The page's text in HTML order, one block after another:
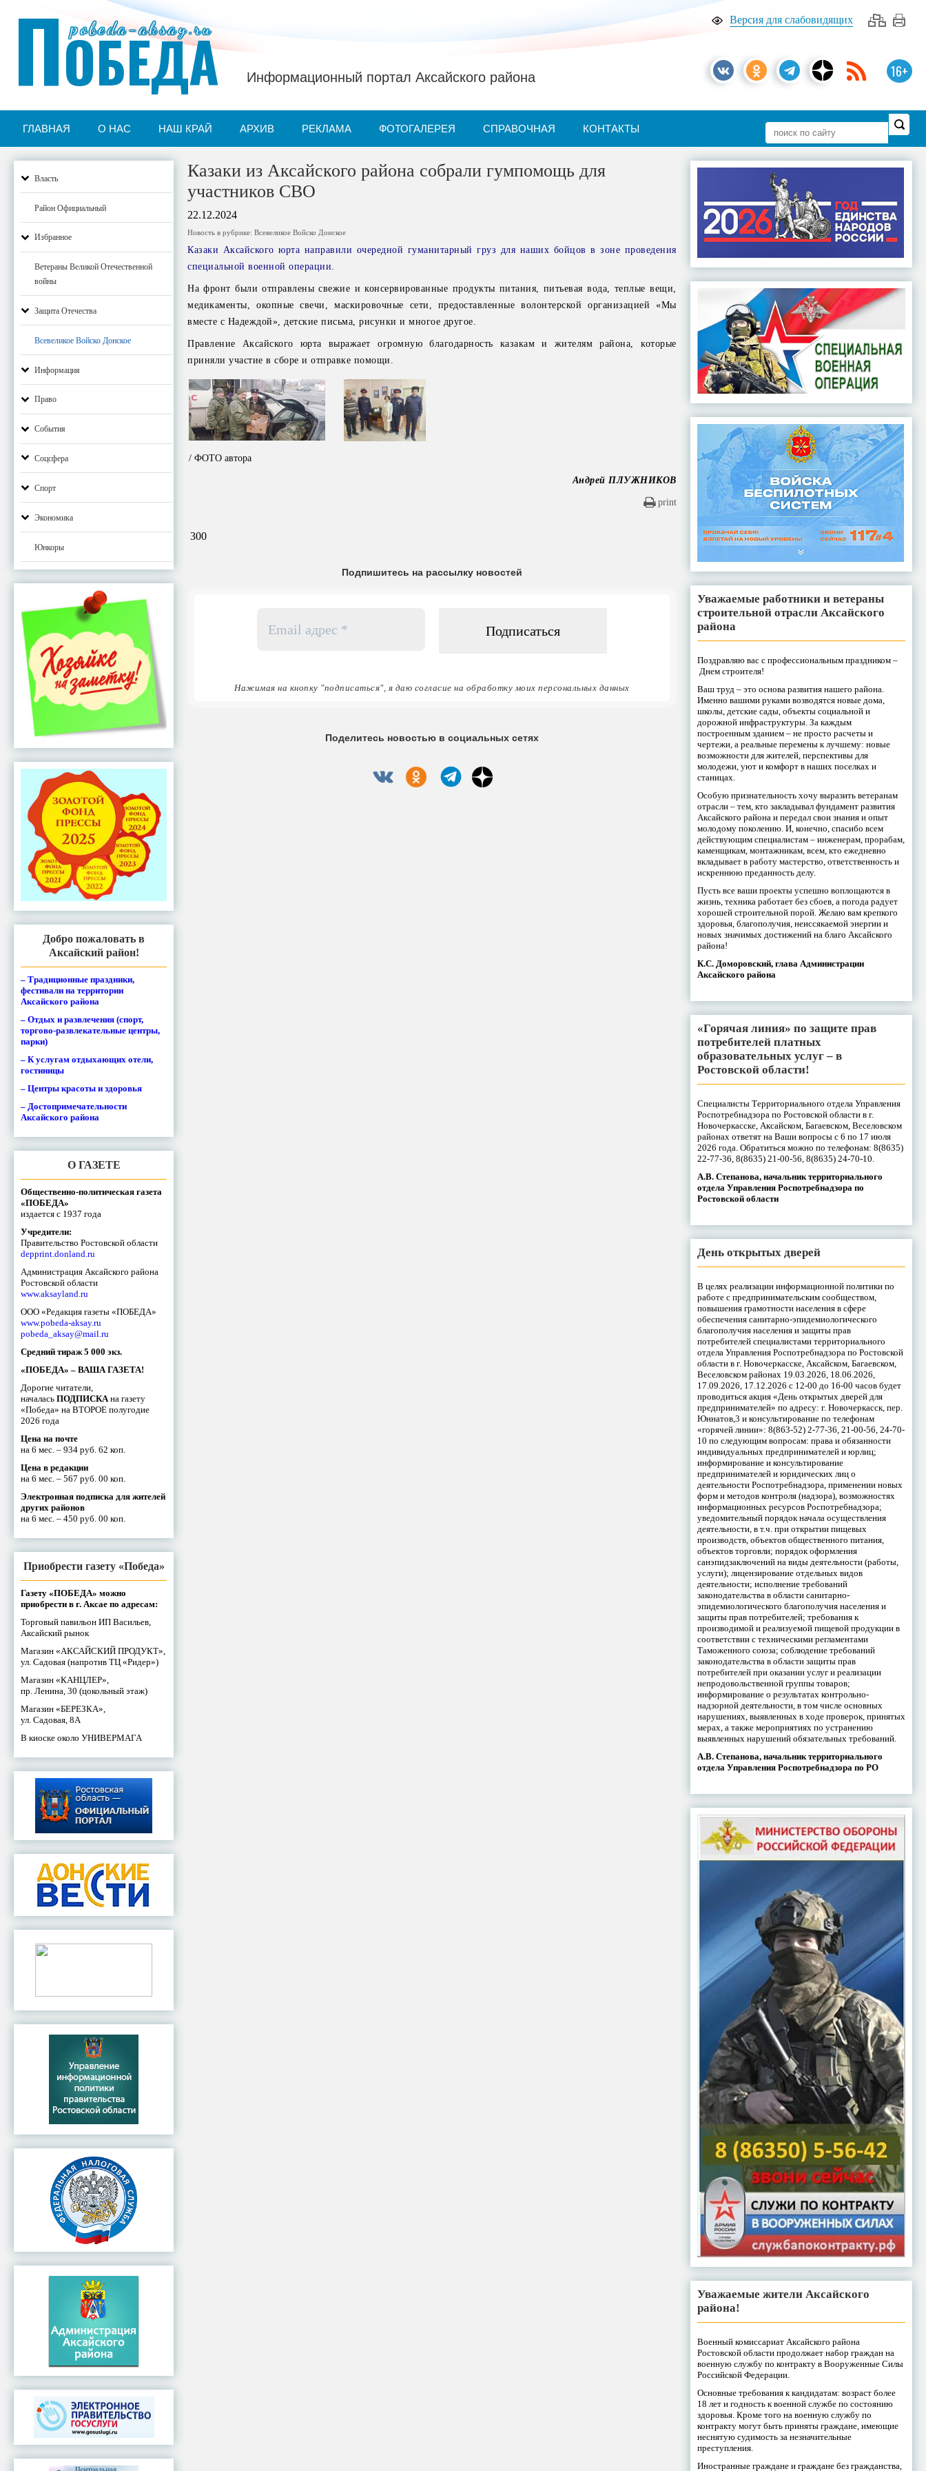
Версия для слабовидящих
16+
pobeda-aksay.ru
ПОБЕДА Информационный портал Аксайского района
ГЛАВНАЯ О НАС НАШ КРАЙ АРХИВ РЕКЛАМА ФОТОГАЛЕРЕЯ СПРАВОЧНАЯ КОНТАКТЫ
Власть
Район Официальный
Избранное
Ветераны Великой Отечественной
войны
Защита Отечества
Всевеликое Войско Донское
Информация
Право
События
Соцсфера
Спорт
Экономика
Юнкоры
Добро пожаловать в
Аксайский район!
– Традиционные праздники,
фестивали на территории
Аксайского района
– Отдых и развлечения (спорт,
торгово-развлекательные центры,
парки)
– К услугам отдыхающих отели,
гостиницы
– Центры красоты и здоровья
– Достопримечательности
Аксайского района
О ГАЗЕТЕ
Общественно-политическая газета
«ПОБЕДА»
издается с 1937 года
Учредители:
Правительство Ростовской области
depprint.donland.ru
Администрация Аксайского района
Ростовской области
www.aksayland.ru
ООО «Редакция газеты «ПОБЕДА»
www.pobeda-aksay.ru
pobeda_aksay@mail.ru
Средний тираж 5 000 экз.
«ПОБЕДА» – ВАША ГАЗЕТА!
Дорогие читатели,
началась ПОДПИСКА на газету
«Победа» на ВТОРОЕ полугодие
2026 года
Цена на почте
на 6 мес. – 934 руб. 62 коп.
Цена в редакции
на 6 мес. – 567 руб. 00 коп.
Электронная подписка для жителей
других районов
на 6 мес. – 450 руб. 00 коп.
Приобрести газету «Победа»
Газету «ПОБЕДА» можно
приобрести в г. Аксае по адресам:
Торговый павильон ИП Васильев,
Аксайский рынок
Магазин «АКСАЙСКИЙ ПРОДУКТ»,
ул. Садовая (напротив ТЦ «Ридер»)
Магазин «КАНЦЛЕР»,
пр. Ленина, 30 (цокольный этаж)
Магазин «БЕРЕЗКА»,
ул. Садовая, 8А
В киоске около УНИВЕРМАГА
Казаки из Аксайского района собрали гумпомощь для
участников СВО
22.12.2024
Новость в рубрике:Всевеликое Войско Донское
Казаки Аксайского юрта направили очередной гуманитарный груз для наших бойцов в зоне проведения
специальной военной операции.
На фронт были отправлены свежие и консервированные продукты питания, питьевая вода, теплые вещи,
медикаменты, окопные свечи, маскировочные сети, предоставленные волонтерской организацией «Мы
вместе с Надеждой», детские письма, рисунки и многое другое.
Правление Аксайского юрта выражает огромную благодарность казакам и жителям района, которые
приняли участие в сборе и отправке помощи.
/ ФОТО автора
Андрей ПЛУЖНИКОВ
print
300
Подпишитесь на рассылку новостей
адрес
Нажимая на кнопку "подписаться", я даю согласие на обработку моих персональных данных
Поделитесь новостью в социальных сетях
Уважаемые работники и ветераны
строительной отрасли Аксайского
района
Поздравляю вас с профессиональным праздником –
Днем строителя!
Ваш труд – это основа развития нашего района.
Именно вашими руками возводятся новые дома,
школы, детские сады, объекты социальной и
дорожной инфраструктуры. За каждым
построенным зданием – не просто расчеты и
чертежи, а реальные перемены к лучшему: новые
возможности для жителей, перспективы для
молодежи, уют и комфорт в наших поселках и
станицах.
Особую признательность хочу выразить ветеранам
отрасли – тем, кто закладывал фундамент развития
Аксайского района и передал свои знания и опыт
молодому поколению. И, конечно, спасибо всем
действующим специалистам – инженерам, прорабам,
каменщикам, монтажникам, всем, кто ежедневно
вкладывает в работу мастерство, ответственность и
искреннюю преданность делу.
Пусть все ваши проекты успешно воплощаются в
жизнь, техника работает без сбоев, а погода радует
хорошей строительной порой. Желаю вам крепкого
здоровья, благополучия, неиссякаемой энергии и
новых значимых достижений на благо Аксайского
района!
К.С. Доморовский, глава Администрации
Аксайского района
«Горячая линия» по защите прав
потребителей платных
образовательных услуг – в
Ростовской области!
Специалисты Территориального отдела Управления
Роспотребнадзора по Ростовской области в г.
Новочеркасске, Аксайском, Багаевском, Веселовском
районах ответят на Ваши вопросы с 6 по 17 июля
2026 года. Обратиться можно по телефонам: 8(8635)
22-77-36, 8(8635) 21-00-56, 8(8635) 24-70-10.
А.В. Степанова, начальник территориального
отдела Управления Роспотребнадзора по
Ростовской области
День открытых дверей
В целях реализации информационной политики по
работе с предпринимательским сообществом,
повышения грамотности населения в сфере
обеспечения санитарно-эпидемиологического
благополучия населения и защиты прав
потребителей специалистами территориального
отдела Управления Роспотребнадзора по Ростовской
области в г. Новочеркасске, Аксайском, Багаевском,
Веселовском районах 19.03.2026, 18.06.2026,
17.09.2026, 17.12.2026 с 12-00 до 16-00 часов будет
проводиться акция «День открытых дверей для
предпринимателей» по адресу: г. Новочеркасск, пер.
Юннатов,3 и консультирование по телефонам
«горячей линии»: 8(863-52) 2-77-36, 21-00-56, 24-70-
10 по следующим вопросам: права и обязанности
индивидуальных предпринимателей и юрлиц;
информирование и консультирование
предпринимателей и юридических лиц о
деятельности Роспотребнадзора, применении новых
форм и методов контроля (надзора), возможностях
информационных ресурсов Роспотребнадзора;
уведомительный порядок начала осуществления
деятельности, в т.ч. при открытии пищевых
производств, объектов общественного питания,
объектов торговли; порядок оформления
санэпидзаключений на виды деятельности (работы,
услуги); лицензирование отдельных видов
деятельности; исполнение требований
законодательства в области санитарно-
эпидемиологического благополучия населения и
защиты прав потребителей; требования к
производимой и реализуемой пищевой продукции в
соответствии с техническими регламентами
Таможенного союза; соблюдение требований
законодательства в области защиты прав
потребителей при оказании услуг и реализации
непродовольственной группы товаров;
информирование о результатах контрольно-
надзорной деятельности, в том числе основных
нарушениях, выявленных в ходе проверок, принятых
мерах, а также мероприятиях по устранению
выявленных нарушений обязательных требований.
А.В. Степанова, начальник территориального
отдела Управления Роспотребнадзора по РО
Уважаемые жители Аксайского
района!
Военный комиссариат Аксайского района
Ростовской области продолжает набор граждан на
военную службу по контракту в Вооруженные Силы
Российской Федерации.
Основные требования к кандидатам: возраст более
18 лет и годность к военной службе по состоянию
здоровья. Кроме того на военную службу по
контракту могут быть приняты граждане, имеющие
неснятую судимость за незначительные
преступления.
Иностранные граждане и граждане без гражданства,